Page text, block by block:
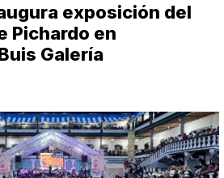
exposición del
Pichardo en
Galería